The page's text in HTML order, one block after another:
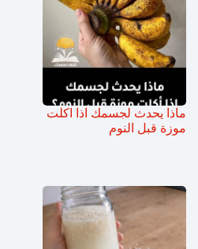
ماذا يحدث لجسمك اذا اكلت
موزة قبل النوم